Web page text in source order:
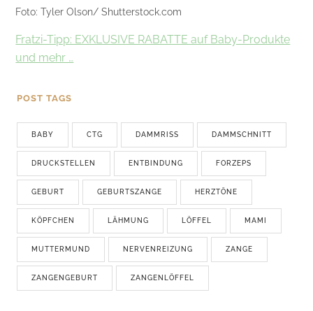
Foto: Tyler Olson/ Shutterstock.com
Fratzi-Tipp: EXKLUSIVE RABATTE auf Baby-Produkte
und mehr …
POST TAGS
BABY CTG DAMMRISS DAMMSCHNITT
DRUCKSTELLEN ENTBINDUNG FORZEPS
GEBURT GEBURTSZANGE HERZTÖNE
KÖPFCHEN LÄHMUNG LÖFFEL MAMI
MUTTERMUND NERVENREIZUNG ZANGE
ZANGENGEBURT ZANGENLÖFFEL